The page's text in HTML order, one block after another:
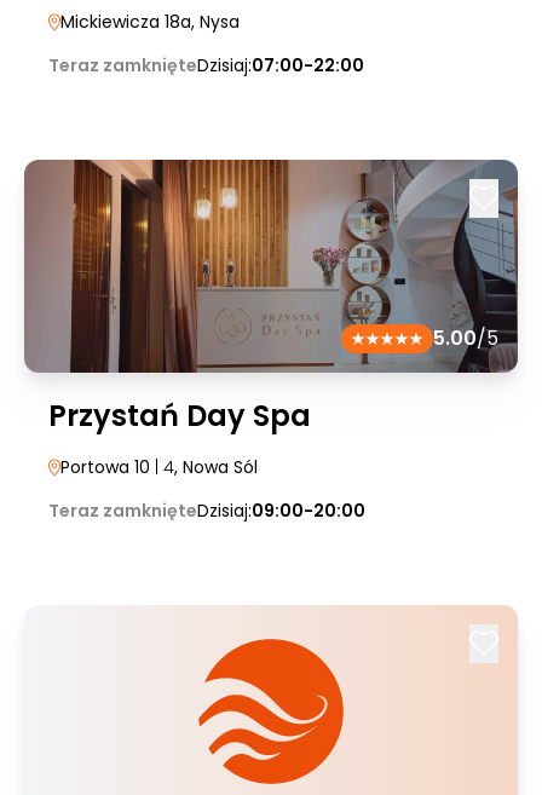
Mickiewicza 18a, Nysa
Teraz zamknięteDzisiaj:07:00-22:00
5.00/5
Przystań Day Spa
Portowa 10 | 4, Nowa Sól
Teraz zamknięteDzisiaj:09:00-20:00